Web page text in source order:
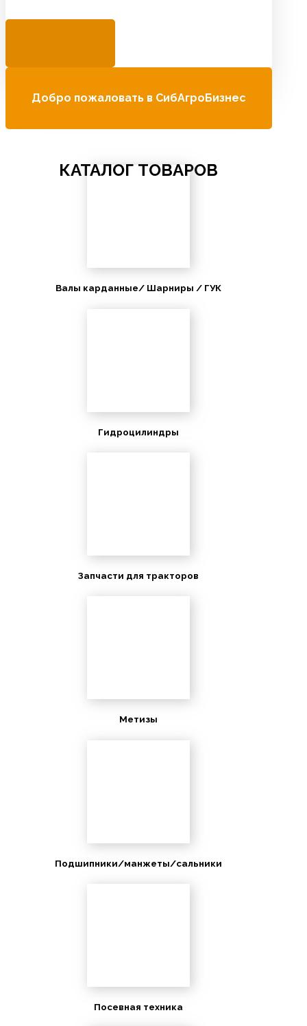
Добро пожаловать в СибАгроБизнес
КАТАЛОГ ТОВАРОВ
Валы карданные/ Шарниры / ГУК
Гидроцилиндры
Запчасти для тракторов
Метизы
Подшипники/манжеты/сальники
Посевная техника